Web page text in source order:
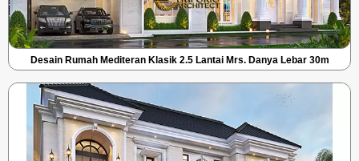
Desain Rumah Mediteran Klasik 2.5 Lantai Mrs. Danya Lebar 30m